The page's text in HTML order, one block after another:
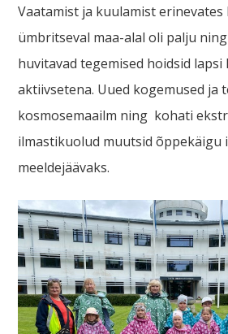
Vaatamist ja kuulamist erinevates
ümbritseval maa-alal oli palju
huvitavad tegemised hoidsid lapsi
aktiivsetena. Uued kogemused ja
kosmosemaailm ning kohati
ilmastikuolud muutsid õppekäigu
meeldejäävaks.